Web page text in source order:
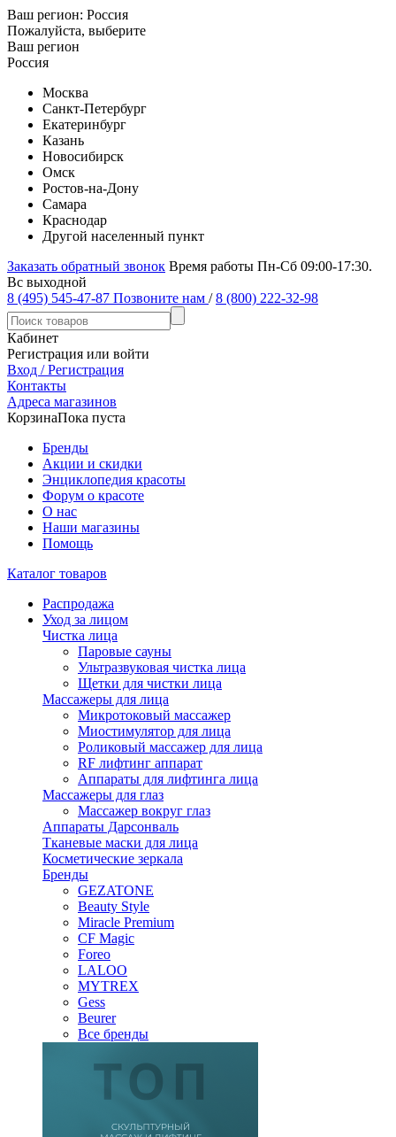
Ваш регион: Россия
Пожалуйста, выберите
Ваш регион
Россия
Москва
Санкт-Петербург
Екатеринбург
Казань
Новосибирск
Омск
Ростов-на-Дону
Самара
Краснодар
Другой населенный пункт
Заказать обратный звонок Время работы Пн-Сб 09:00-17:30.
Вс выходной
8 (495) 545-47-87 Позвоните нам / 8 (800) 222-32-98
Кабинет
Регистрация или войти
Вход / Регистрация
Контакты
Адреса магазинов
КорзинаПока пуста
Бренды
Акции и скидки
Энциклопедия красоты
Форум о красоте
О нас
Наши магазины
Помощь
Каталог товаров
Распродажа
Уход за лицом
Чистка лица
Паровые сауны
Ультразвуковая чистка лица
Щетки для чистки лица
Массажеры для лица
Микротоковый массажер
Миостимулятор для лица
Роликовый массажер для лица
RF лифтинг аппарат
Аппараты для лифтинга лица
Массажеры для глаз
Массажер вокруг глаз
Аппараты Дарсонваль
Тканевые маски для лица
Косметические зеркала
Бренды
GEZATONE
Beauty Style
Miracle Premium
CF Magic
Foreo
LALOO
MYTREX
Gess
Beurer
Все бренды